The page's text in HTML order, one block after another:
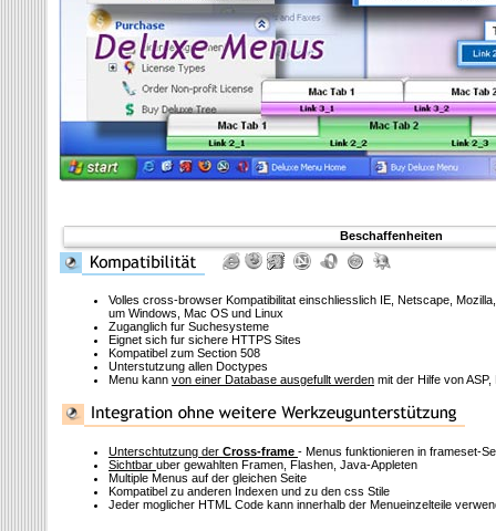
Beschaffenheiten
Volles cross-browser Kompatibilitat einschliesslich IE, Netscape,
um Windows, Mac OS und Linux
Zuganglich fur Suchesysteme
Eignet sich fur sichere HTTPS Sites
Kompatibel zum Section 508
Unterstutzung allen Doctypes
Menu kann von einer Database ausgefullt werden mit der Hilfe von ASP,
Unterschtutzung der Cross-frame - Menus funktionieren in frameset-
Sichtbar uber gewahlten Framen, Flashen, Java-Appleten
Multiple Menus auf der gleichen Seite
Kompatibel zu anderen Indexen und zu den css Stile
Jeder moglicher HTML Code kann innerhalb der Menueinzelteile